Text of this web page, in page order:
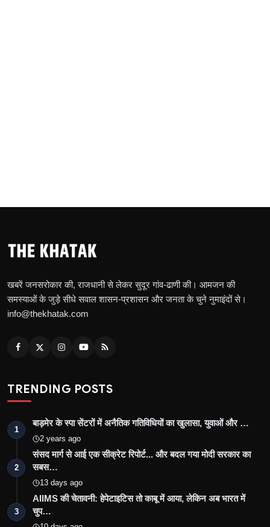
खबरें जनसरोकार की, राजधानी से लेकर सुदूर गांव-ढाणी की। आमजन की
समस्याओं के जुड़े सीधे सवाल शासन-प्रशासन और जनता के चुने नुमाइंदों से।
info@thekhatak.com
TRENDING POSTS
1
बाड़मेर के स्पा सेंटरों में अनैतिक गतिविधियों का खुलासा, युवाओं और …
2 years ago
2
संसद मार्ग से आई एक सीक्रेट रिपोर्ट... और बदल गया मोदी सरकार का
सबस…
13 days ago
3
AIIMS की चेतावनी: हेपेटाइटिस तो काबू में आया, लेकिन अब भारत में
चुप…